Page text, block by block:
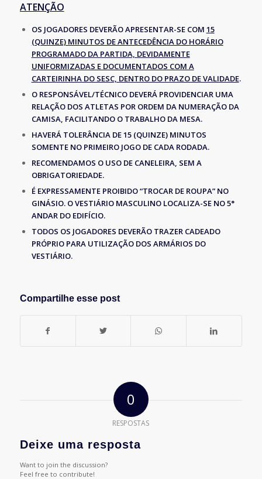
ATENÇÃO
OS JOGADORES DEVERÃO APRESENTAR-SE COM 15
(QUINZE) MINUTOS DE ANTECEDÊNCIA DO HORÁRIO
PROGRAMADO DA PARTIDA, DEVIDAMENTE
UNIFORMIZADAS E DOCUMENTADOS COM A
CARTEIRINHA DO SESC, DENTRO DO PRAZO DE VALIDADE.
O RESPONSÁVEL/TÉCNICO DEVERÁ PROVIDENCIAR UMA
RELAÇÃO DOS ATLETAS POR ORDEM DA NUMERAÇÃO DA
CAMISA, FACILITANDO O TRABALHO DA MESA.
HAVERÁ TOLERÂNCIA DE 15 (QUINZE) MINUTOS
SOMENTE NO PRIMEIRO JOGO DE CADA RODADA.
RECOMENDAMOS O USO DE CANELEIRA, SEM A
OBRIGATORIEDADE.
É EXPRESSAMENTE PROIBIDO “TROCAR DE ROUPA” NO
GINÁSIO. O VESTIÁRIO MASCULINO LOCALIZA-SE NO 5°
ANDAR DO EDIFÍCIO.
TODOS OS JOGADORES DEVERÃO TRAZER CADEADO
PRÓPRIO PARA UTILIZAÇÃO DOS ARMÁRIOS DO
VESTIÁRIO.
Compartilhe esse post
0
RESPOSTAS
Deixe uma resposta
Want to join the discussion?
Feel free to contribute!